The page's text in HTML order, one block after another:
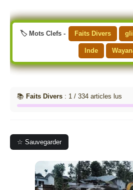
🏷️ Mots Clefs - Faits Divers
Inde
📚 Faits Divers : 1 / 334 articles lus
☆ Sauvegarder